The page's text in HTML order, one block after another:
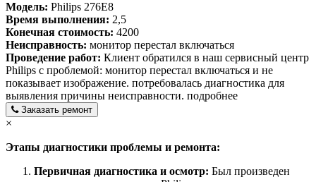
Модель: Philips 276E8
Время выполнения: 2,5
Конечная стоимость: 4200
Неисправность: монитор перестал включаться
Проведение работ: Клиент обратился в наш сервисный центр
Philips с проблемой: монитор перестал включаться и не
показывает изображение. потребовалась диагностика для
выявления причины неисправности. подробнее
Заказать ремонт
×
Этапы диагностики проблемы и ремонта:
Первичная диагностика и осмотр: Был произведен